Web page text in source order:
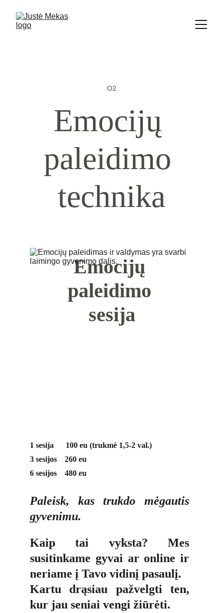
O2
Emocijų
paleidimo
technika
Paleisk, kas trukdo mėgautis
gyvenimu.
Kaip tai vyksta? Mes
susitinkame gyvai ar online ir
neriame į Tavo vidinį pasaulį.
Kartu drąsiau pažvelgti ten,
kur jau seniai vengi žiūrėti.
Emocijų
paleidimo
sesija
1 sesija      100 eu (trukmė 1,5-2 val.)
3 sesijos    260 eu
6 sesijos    480 eu